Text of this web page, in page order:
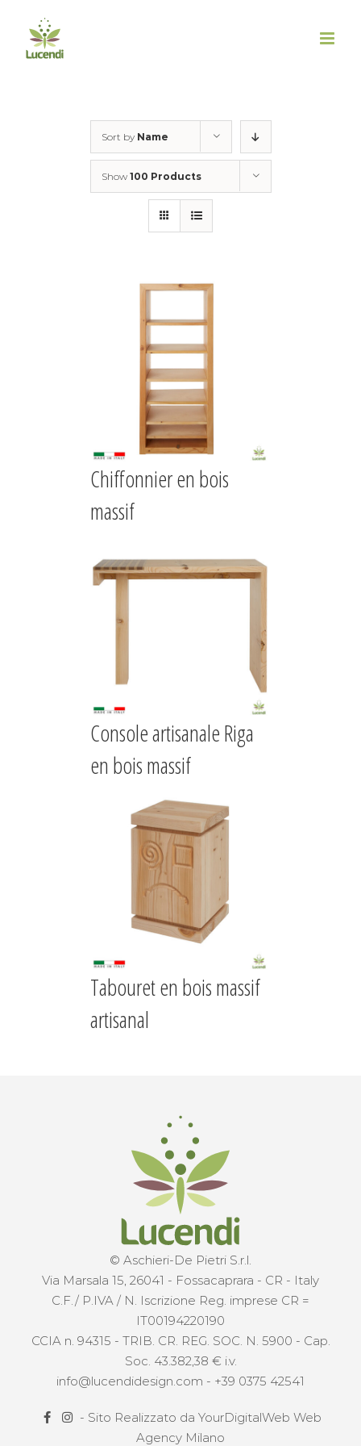
content
Sort by Name
Show 100 Products
Chiffonnier en bois
massif
Console artisanale Riga
en bois massif
Tabouret en bois massif
artisanal
© Aschieri-De Pietri S.r.l.
Via Marsala 15, 26041 - Fossacaprara - CR - Italy
C.F./ P.IVA / N. Iscrizione Reg. imprese CR =
IT00194220190
CCIA n. 94315 - TRIB. CR. REG. SOC. N. 5900 - Cap.
Soc. 43.382,38 € i.v.
info@lucendidesign.com - +39 0375 42541
- Sito Realizzato da YourDigitalWeb Web
Agency Milano